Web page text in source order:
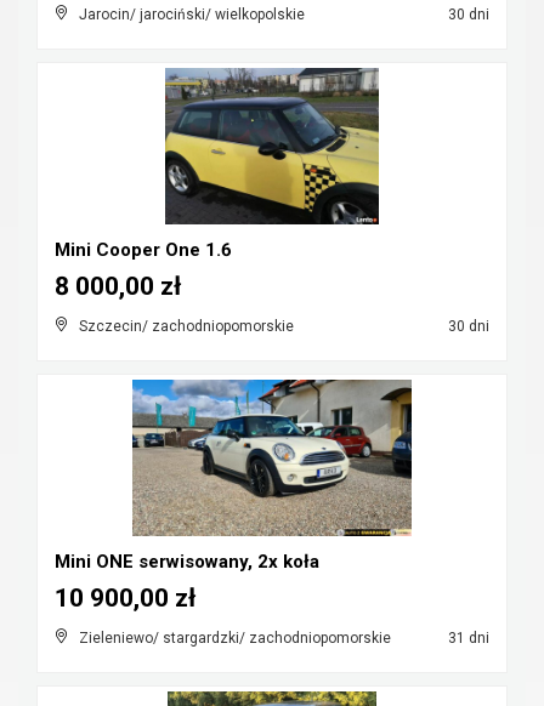
Jarocin/ jarociński/ wielkopolskie 30 dni
Mini Cooper One 1.6
Szczecin/ zachodniopomorskie 30 dni
8 000,00 zł
Mini ONE serwisowany, 2x koła
Zieleniewo/ stargardzki/ zachodniopomorskie 31 dni
10 900,00 zł